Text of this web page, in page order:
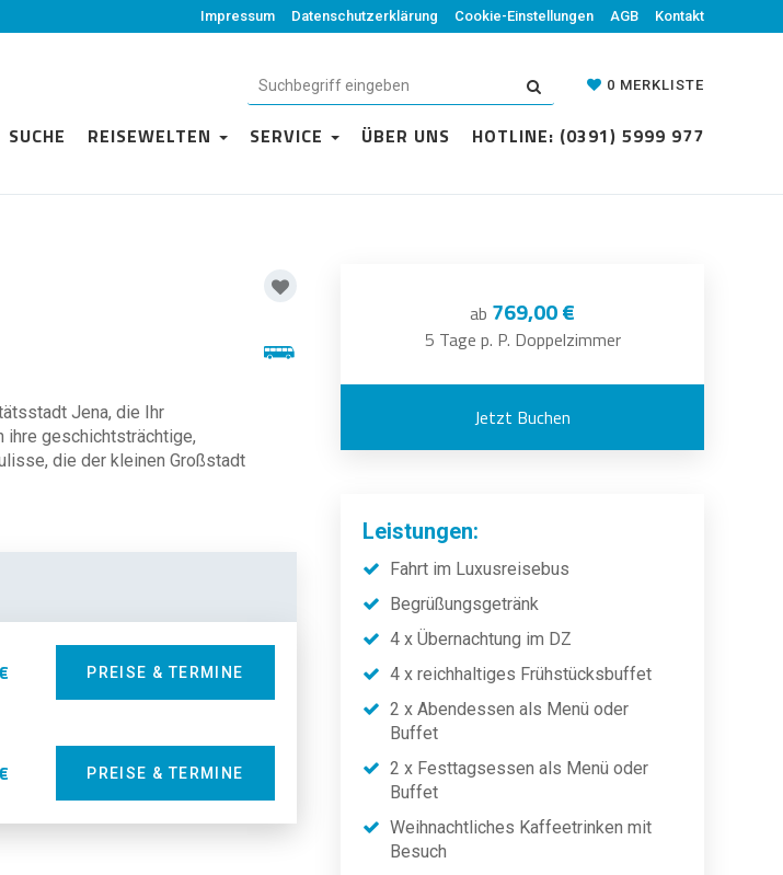
Impressum Datenschutzerklärung Cookie-Einstellungen AGB Kontakt
0 MERKLISTE
SUCHE REISEWELTEN SERVICE ÜBER UNS HOTLINE: (0391) 5999 977
Jena, die Ihr
ihre geschichtsträchtige,
die der kleinen Großstadt
PREISE & TERMINE
PREISE & TERMINE
ab 769,00 €
5 Tage p. P. Doppelzimmer
Jetzt Buchen
Leistungen:
Fahrt im Luxusreisebus
Begrüßungsgetränk
4 x Übernachtung im DZ
4 x reichhaltiges Frühstücksbuffet
2 x Abendessen als Menü oder
Buffet
2 x Festtagsessen als Menü oder
Buffet
Weihnachtliches Kaffeetrinken mit
Besuch